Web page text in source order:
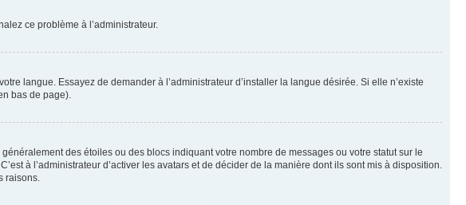
ce problème à l’administrateur.
langue. Essayez de demander à l’administrateur d’installer la langue désirée. Si elle n’existe
bas de page).
des étoiles ou des blocs indiquant votre nombre de messages ou votre statut sur le
à l’administrateur d’activer les avatars et de décider de la manière dont ils sont mis à disposition.
raisons.